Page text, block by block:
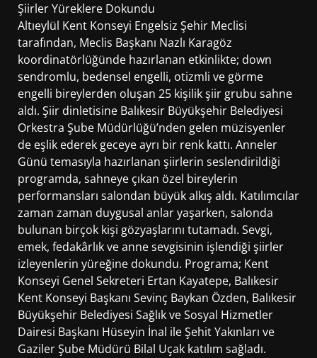
Şiirler Yüreklere Dokundu
Altıeylül Kent Konseyi Engelsiz Şehir Meclisi
tarafından, Meclis Başkanı Nazlı Karagöz
koordinatörlüğünde hazırlanan etkinlikte; down
sendromlu, bedensel engelli, otizmli ve görme
engelli bireylerden oluşan 25 kişilik şiir grubu sahne
aldı. Şiir dinletisine Balıkesir Büyükşehir Belediyesi
Orkestra Şube Müdürlüğü’nden gelen müzisyenler
de eşlik ederek geceye ayrı bir renk kattı. Anneler
Günü temasıyla hazırlanan şiirlerin seslendirildiği
programda, sahneye çıkan özel bireylerin
performansları salondan büyük alkış aldı. Katılımcılar
zaman zaman duygusal anlar yaşarken, salonda
bulunan birçok kişi gözyaşlarını tutamadı. Sevgi,
emek, fedakârlık ve anne sevgisinin işlendiği şiirler
izleyenlerin yüreğine dokundu. Programa; Kent
Konseyi Genel Sekreteri Ertan Kayatepe, Balıkesir
Kent Konseyi Başkanı Sevinç Baykan Özden, Balıkesir
Büyükşehir Belediyesi Sağlık ve Sosyal Hizmetler
Dairesi Başkanı Hüseyin İnal ile Şehit Yakınları ve
Gaziler Şube Müdürü Bilal Uçak katılım sağladı.